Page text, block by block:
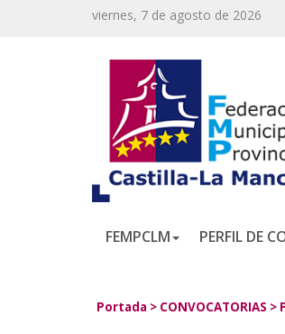
viernes, 7 de agosto de 2026
FEMPCLM PERFIL DE
Portada > CONVOCATORIAS >